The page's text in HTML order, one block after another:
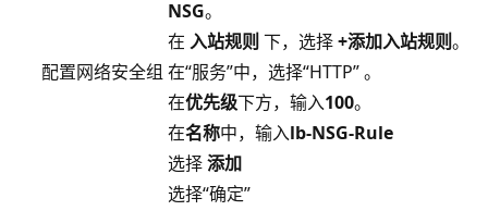
配置网络安全组
NSG。
在 入站规则 下，选择+添加入站规则。
在“服务”中，选择“HTTP” 。
在优先级下方，输入100。
在名称中，输入lb-NSG-Rule
选择添加
选择“确定”